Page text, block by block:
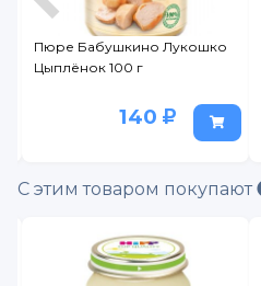
Пюре Бабушкино Лукошко
Цыплёнок 100 г
140
С этим товаром покупают